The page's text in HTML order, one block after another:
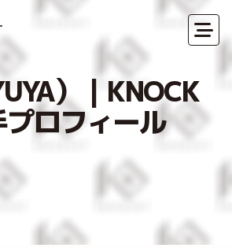
）｜KNOCK
ロフィール